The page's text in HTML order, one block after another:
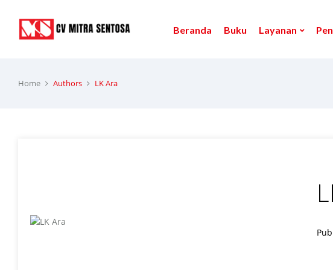
Beranda Buku Layanan
Home Authors LK Ara